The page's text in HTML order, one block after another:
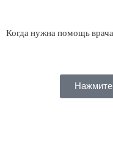
Когда нужна помощь врача